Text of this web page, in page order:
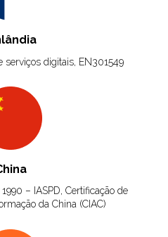
serviços digitais, EN301549
– IASPD, Certificação de
da China (CIAC)